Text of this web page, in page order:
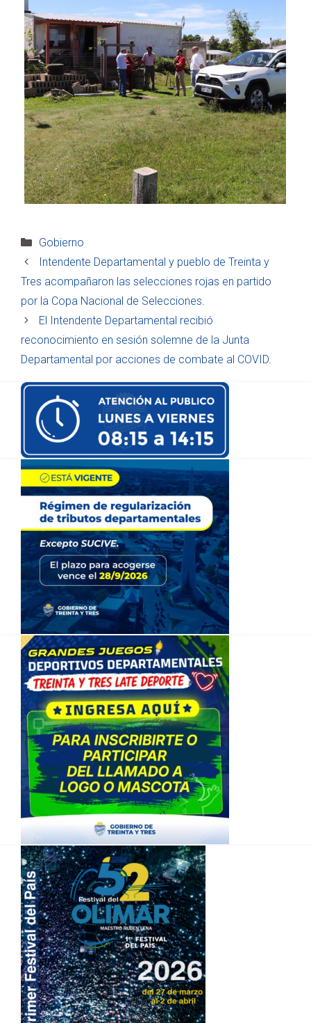
Categorías
Gobierno
Intendente Departamental y pueblo de Treinta y
Tres acompañaron las selecciones rojas en partido
por la Copa Nacional de Selecciones.
El Intendente Departamental recibió
reconocimiento en sesión solemne de la Junta
Departamental por acciones de combate al COVID.